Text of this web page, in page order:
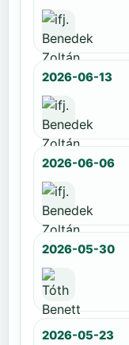
2026-06-13
2026-06-06
2026-05-30
2026-05-23